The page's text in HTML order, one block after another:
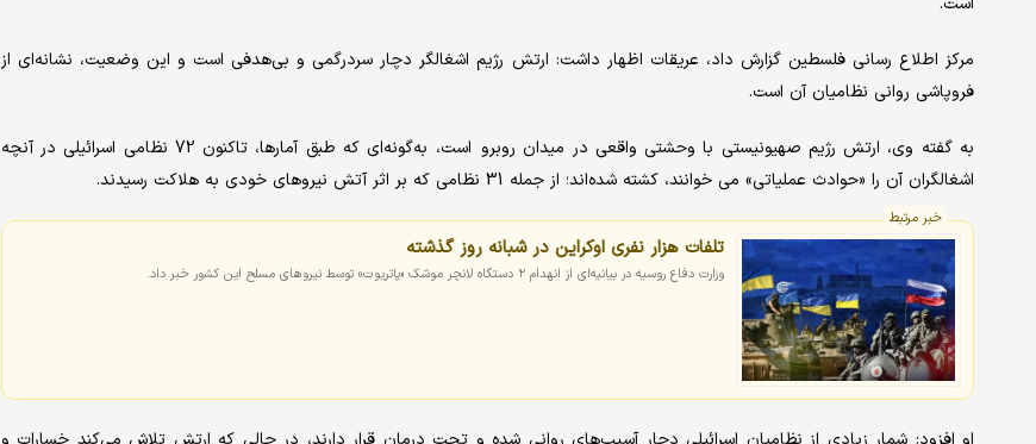
مرکز اطلاع رسانی فلسطین گزارش داد، عریقات اظهار داشت: ارتش رژیم اشغالگر دچار سردرگمی و بی‌هدفی است و این وضعیت، نشانه‌ای از
فروپاشی روانی نظامیان آن است.
به گفته وی، ارتش رژیم صهیونیستی با وحشتی واقعی در میدان روبرو است، به‌گونه‌ای که طبق آمارها، تاکنون 72 نظامی اسرائیلی در آنچه
اشغالگران آن را «حوادث عملیاتی» می خوانند، کشته شده‌اند؛ از جمله 31 نظامی که بر اثر آتش نیروهای خودی به هلاکت رسیدند.
خبر مرتبط
تلفات هزار نفری اوکراین در شبانه روز گذشته
وزارت دفاع روسیه در بیانیه‌ای از انهدام ۲ دستگاه لانچر موشک «پاتریوت» توسط نیروهای مسلح این کشور خبر داد.